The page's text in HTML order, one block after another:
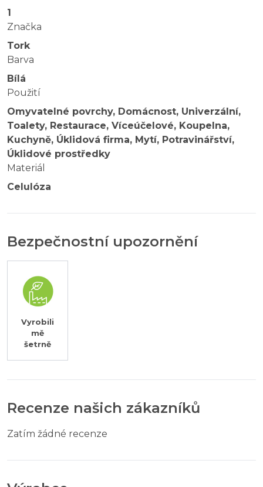
1
Značka
Tork
Barva
Bílá
Použití
Omyvatelné povrchy, Domácnost, Univerzální,
Toalety, Restaurace, Víceúčelové, Koupelna,
Kuchyně, Úklidová firma, Mytí, Potravinářství,
Úklidové prostředky
Materiál
Celulóza
Bezpečnostní upozornění
Vyrobili
mě
šetrně
Recenze našich zákazníků
Zatím žádné recenze